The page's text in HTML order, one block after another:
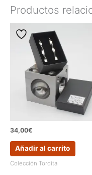
Productos
34,00€
Añadir al carrito
Colección Tordita